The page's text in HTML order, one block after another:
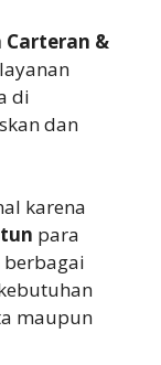
Carteran &
di
dan
karena
para
berbagai
maupun